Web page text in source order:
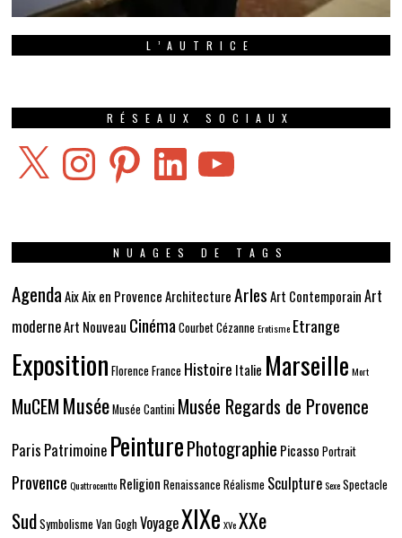
L’AUTRICE
RÉSEAUX SOCIAUX
X InstagramPinterestLinkedInYouTube
NUAGES DE TAGS
AgendaAixAix en Provence Architecture Arles Art Contemporain Art
moderneArt Nouveau CinémaCourbetCézanne Erotisme Etrange
Exposition Florence France Histoire Italie Marseille Mort
MuCEM MuséeMusée Cantini Musée Regards de Provence
Paris Patrimoine PeinturePhotographie Picasso Portrait
Provence Quattrocentto Religion Renaissance Réalisme Sculpture Sexe Spectacle
SudSymbolisme Van GoghVoyageXIXe XVe XXe